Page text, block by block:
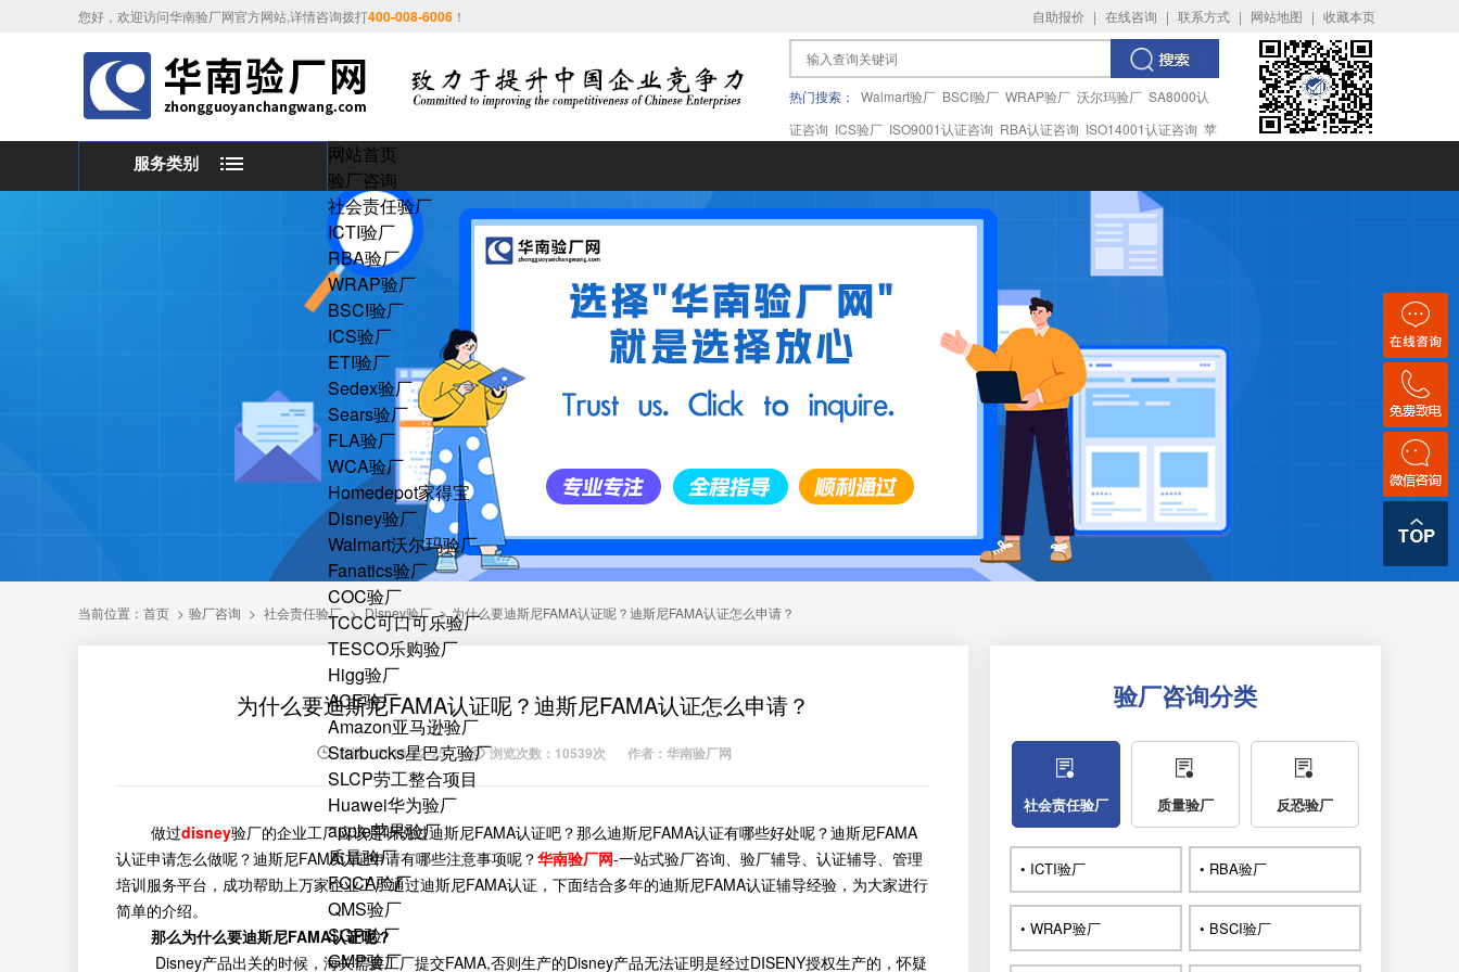
自助报价 | 在线咨询 | 联系方式 | 网站地图 | 收藏本页
您好，欢迎访问华南验厂网官方网站,详情咨询拨打400-008-6006 ！
热门搜索： Walmart验厂 BSCI验厂 WRAP验厂 沃尔玛验厂 SA8000认
证咨询 ICS验厂 ISO9001认证咨询 RBA认证咨询 ISO14001认证咨询 苹
服务类别
网站首页
验厂咨询
社会责任验厂
ICTI验厂
RBA验厂
WRAP验厂
BSCI验厂
ICS验厂
ETI验厂
Sedex验厂
Sears验厂
FLA验厂
WCA验厂
Homedepot家得宝
Disney验厂
Walmart沃尔玛验厂
Fanatics验厂
COC验厂
TCCC可口可乐验厂
TESCO乐购验厂
Higg验厂
ACE验厂
Amazon亚马逊验厂
Starbucks星巴克验厂
SLCP劳工整合项目
Huawei华为验厂
apple苹果验厂
质量验厂
FCCA验厂
QMS验厂
SQP验厂
GMP验厂
当前位置： 首页 > 验厂咨询 > 社会责任验厂 > Disney验厂 > 为什么要迪斯尼FAMA认证呢？迪斯尼FAMA认证怎么申请？
为什么要迪斯尼FAMA认证呢？迪斯尼FAMA认证怎么申请？
日期：2019-12-25 浏览次数：10539次 作者：华南验厂网
做过disney验厂的企业工厂应该是听说过迪斯尼FAMA认证吧？那么迪斯尼FAMA认证有哪些好处呢？迪斯尼FAMA
认证申请怎么做呢？迪斯尼FAMA认证申请有哪些注意事项呢？华南验厂网-一站式验厂咨询、验厂辅导、认证辅导、管理
培训服务平台，成功帮助上万家企业工厂通过迪斯尼FAMA认证，下面结合多年的迪斯尼FAMA认证辅导经验，为大家进行
简单的介绍。
那么为什么要迪斯尼FAMA认证呢？
Disney产品出关的时候，海关需要工厂提交FAMA,否则生产的Disney产品无法证明是经过DISENY授权生产的，怀疑
验厂咨询分类
社会责任验厂 质量验厂 反恐验厂
• ICTI验厂 • RBA验厂
• WRAP验厂 • BSCI验厂